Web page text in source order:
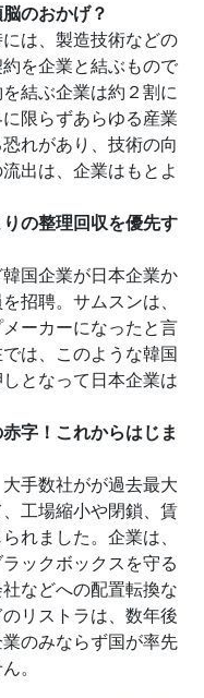
のおかげ？
は、製造技術などの
を企業と結ぶもので
結ぶ企業は約２割に
限らずあらゆる産業
れがあり、技術の向
出は、企業はもとよ
の整理回収を優先す
国企業が日本企業か
招聘。サムスンは、
ーカーになったと言
は、このような韓国
となって日本企業は
字！これからはじま
手数社がが過去最大
工場縮小や閉鎖、賃
れました。企業は、
ックボックスを守る
などへの配置転換な
リストラは、数年後
のみならず国が率先
。